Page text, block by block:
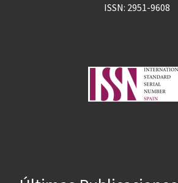
ISSN: 2951-9608